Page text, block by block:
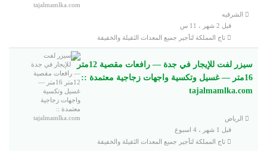
الشرقيه
قبل 2 شهر ، 11 س
تاج المملكة لتأجير جميع المعدات الثقيلة والخفيفة
سيزر لفت للإيجار في جدة — رافعات مقصية 12متر
16متر — غسيل وتكسية واجهات زجاجية معتمدة ::
tajalmamlka.com
الرياض
قبل 1 شهر ، 4 اسبوع
تاج المملكة لتأجير جميع المعدات الثقيلة والخفيفة